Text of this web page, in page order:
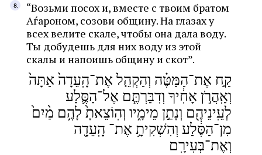
“Возьми посох и, вместе с твоим братом
Аѓароном, созови общину. На глазах у
всех велите скале, чтобы она дала воду.
Ты добудешь для них воду из этой
скалы и напоишь общину и скот”.
קַ֣ח אֶת־הַמַּטֶּ֗ה וְהַקְהֵ֤ל אֶת־הָֽעֵדָה֙ אַתָּה֙
וְאַֽהֲרֹ֣ן אָחִ֔יךָ וְדִבַּרְתֶּ֧ם אֶל־הַסֶּ֛לַע
לְעֵֽינֵיהֶ֖ם וְנָתַ֣ן מֵימָ֑יו וְהֽוֹצֵאתָ֙ לָהֶ֥ם מַ֨יִם֙
מִן־הַסֶּ֔לַע וְהִשְׁקִיתָ֥ אֶת־ הָֽעֵדָ֖ה
וְאֶת־בְּעִירָֽם